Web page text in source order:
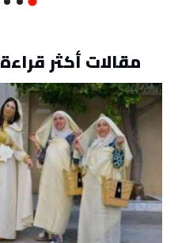
مقالات أكثر قراءة